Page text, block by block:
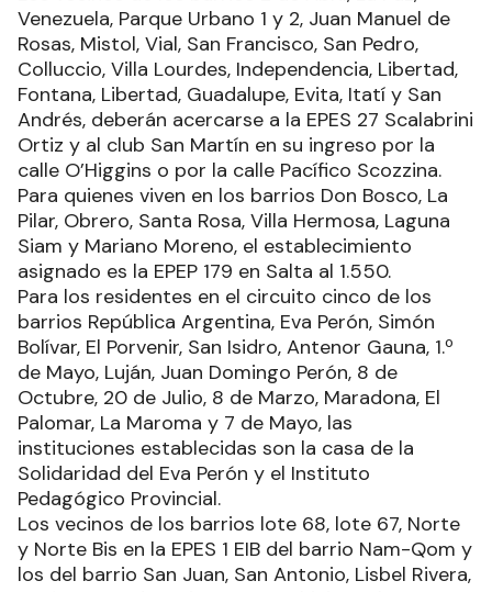
Venezuela, Parque Urbano 1 y 2, Juan Manuel de
Rosas, Mistol, Vial, San Francisco, San Pedro,
Colluccio, Villa Lourdes, Independencia, Libertad,
Fontana, Libertad, Guadalupe, Evita, Itatí y San
Andrés, deberán acercarse a la EPES 27 Scalabrini
Ortiz y al club San Martín en su ingreso por la
calle O’Higgins o por la calle Pacífico Scozzina.
Para quienes viven en los barrios Don Bosco, La
Pilar, Obrero, Santa Rosa, Villa Hermosa, Laguna
Siam y Mariano Moreno, el establecimiento
asignado es la EPEP 179 en Salta al 1.550.
Para los residentes en el circuito cinco de los
barrios República Argentina, Eva Perón, Simón
Bolívar, El Porvenir, San Isidro, Antenor Gauna, 1.º
de Mayo, Luján, Juan Domingo Perón, 8 de
Octubre, 20 de Julio, 8 de Marzo, Maradona, El
Palomar, La Maroma y 7 de Mayo, las
instituciones establecidas son la casa de la
Solidaridad del Eva Perón y el Instituto
Pedagógico Provincial.
Los vecinos de los barrios lote 68, lote 67, Norte
y Norte Bis en la EPES 1 EIB del barrio Nam-Qom y
los del barrio San Juan, San Antonio, Lisbel Rivera,